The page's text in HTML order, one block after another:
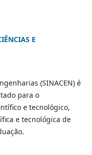
E
(SINACEN) é
para o
e tecnológico,
e tecnológica de